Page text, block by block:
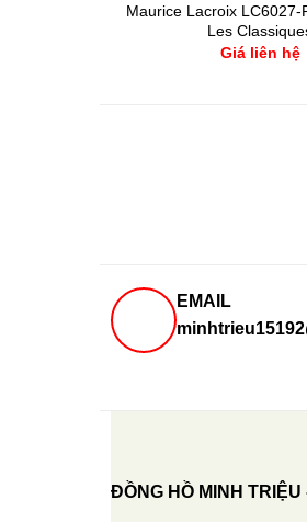
Maurice Lacroix LC6027-
Les
Giá liên hệ
EMAIL
ĐỒNG HỒ MINH